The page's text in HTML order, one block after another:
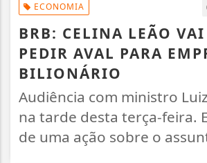
ECONOMIA
BRB: CELINA LEÃO VAI
PEDIR AVAL PARA
BILIONÁRIO
Audiência com ministro
na tarde desta terça-feira.
de uma ação sobre o